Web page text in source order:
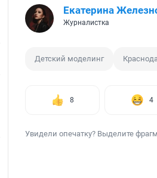
Екатерина
Журналистка
Детский моделинг
8 4
Увидели опечатку? Выделите